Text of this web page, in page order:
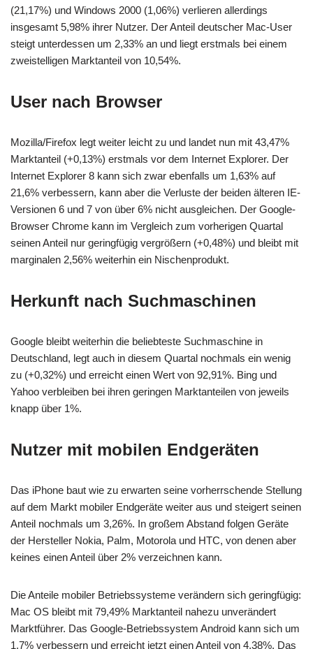
(21,17%) und Windows 2000 (1,06%) verlieren allerdings
insgesamt 5,98% ihrer Nutzer. Der Anteil deutscher Mac-User
steigt unterdessen um 2,33% an und liegt erstmals bei einem
zweistelligen Marktanteil von 10,54%.
User nach Browser
Mozilla/Firefox legt weiter leicht zu und landet nun mit 43,47%
Marktanteil (+0,13%) erstmals vor dem Internet Explorer. Der
Internet Explorer 8 kann sich zwar ebenfalls um 1,63% auf
21,6% verbessern, kann aber die Verluste der beiden älteren IE-
Versionen 6 und 7 von über 6% nicht ausgleichen. Der Google-
Browser Chrome kann im Vergleich zum vorherigen Quartal
seinen Anteil nur geringfügig vergrößern (+0,48%) und bleibt mit
marginalen 2,56% weiterhin ein Nischenprodukt.
Herkunft nach Suchmaschinen
Google bleibt weiterhin die beliebteste Suchmaschine in
Deutschland, legt auch in diesem Quartal nochmals ein wenig
zu (+0,32%) und erreicht einen Wert von 92,91%. Bing und
Yahoo verbleiben bei ihren geringen Marktanteilen von jeweils
knapp über 1%.
Nutzer mit mobilen Endgeräten
Das iPhone baut wie zu erwarten seine vorherrschende Stellung
auf dem Markt mobiler Endgeräte weiter aus und steigert seinen
Anteil nochmals um 3,26%. In großem Abstand folgen Geräte
der Hersteller Nokia, Palm, Motorola und HTC, von denen aber
keines einen Anteil über 2% verzeichnen kann.
Die Anteile mobiler Betriebssysteme verändern sich geringfügig:
Mac OS bleibt mit 79,49% Marktanteil nahezu unverändert
Marktführer. Das Google-Betriebssystem Android kann sich um
1,7% verbessern und erreicht jetzt einen Anteil von 4,38%. Das